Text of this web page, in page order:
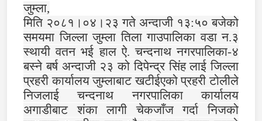
जुम्ला,
मिति २०८१।०४।२३ गते अन्दाजी १३:५० बजेको
समयमा जिल्ला जुम्ला तिला गाउपालिका वडा न.३
स्थायी वतन भई हाल ऐ. चन्दनाथ नगरपालिका-४
बस्ने बर्ष अन्दाजी २३ को दिपेन्द्र सिंह लाई जिल्ला
प्रहरी कार्यालय जुम्लाबाट खटीईएको प्रहरी टोलीले
निजलाई चन्दनाथ नगरपालिका कार्यालय
अगाडीबाट शंका लागी चेकजाँज गर्दा निजको